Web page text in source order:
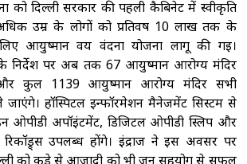
को दिल्ली सरकार की पहली कैबिनेट में स्वीकृति
उम्र के लोगों को प्रतिवर्ष 10 लाख तक के
आयुष्मान वय वंदना योजना लागू की गई।
के निर्देश पर अब तक 67 आयुष्मान आरोग्य मंदिर
कुल 1139 आयुष्मान आरोग्य मंदिर सभी
हॉस्पिटल इन्फॉरमेशन मैनेजमेंट सिस्टम से
ओपीडी अपॉइंटमेंट, डिजिटल ओपीडी स्लिप और
उपलब्ध होंगे। इंद्राज ने इस अवसर पर
को कूड़े से आजादी को भी जन सहयोग से सफल